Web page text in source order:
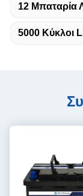
12 Μπαταρία
5000 Κύκλοι